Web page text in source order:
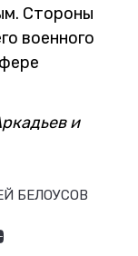
Стороны
военного
и
БЕЛОУСОВ